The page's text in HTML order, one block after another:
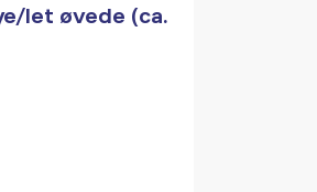
let øvede (ca.